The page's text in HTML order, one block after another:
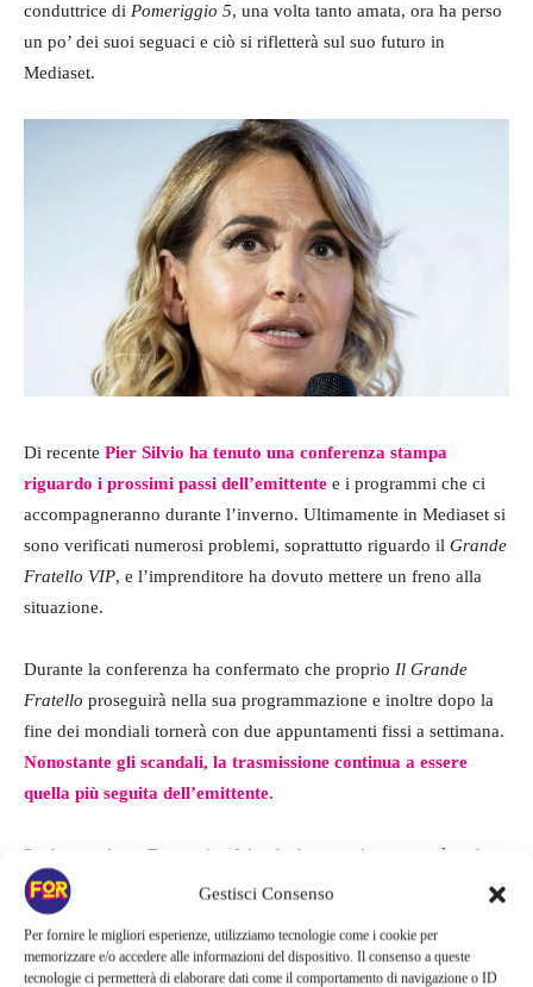
Gestisci Consenso
Per fornire le migliori esperienze, utilizziamo tecnologie come i cookie per
memorizzare e/o accedere alle informazioni del dispositivo. Il consenso a queste
tecnologie ci permetterà di elaborare dati come il comportamento di navigazione o ID
conduttrice di Pomeriggio 5, una volta tanto amata, ora ha perso
un po’ dei suoi seguaci e ciò si rifletterà sul suo futuro in
Mediaset.
Di recente Pier Silvio ha tenuto una conferenza stampa
riguardo i prossimi passi dell’emittente e i programmi che ci
accompagneranno durante l’inverno. Ultimamente in Mediaset si
sono verificati numerosi problemi, soprattutto riguardo il Grande
Fratello VIP, e l’imprenditore ha dovuto mettere un freno alla
situazione.
Durante la conferenza ha confermato che proprio Il Grande
Fratello proseguirà nella sua programmazione e inoltre dopo la
fine dei mondiali tornerà con due appuntamenti fissi a settimana.
Nonostante gli scandali, la trasmissione continua a essere
quella più seguita dell’emittente.
Poche parole su Temptation Island , che quest’anno non è andato
in onda. Torneranno invece Pio e Amedeo col loro programma,
mentre
Tante, inoltre, le novità e le sorprese per il palinsesto del
prossimo anno.